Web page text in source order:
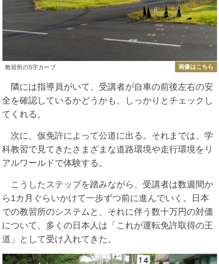
教習所のS字カーブ 画像はこちら
隣には指導員がいて、受講者が自車の前後左右の安
全を確認しているかどうかも、しっかりとチェックし
てくれる。
次に、仮免許によって公道に出る。それまでは、学
科教習で見てきたさまざまな道路環境や走行環境をリ
アルワールドで体験する。
こうしたステップを踏みながら、受講者は数週間か
ら1カ月ぐらいかけて一歩ずつ前に進んでいく。日本
での教習所のシステムと、それに伴う数十万円の対価
について、多くの日本人は「これが運転免許取得の王
道」として受け入れてきた。